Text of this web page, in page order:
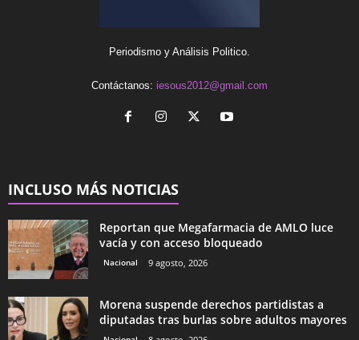
Periodismo y Análisis Politico.
Contáctanos: iesous2012@gmail.com
INCLUSO MÁS NOTICIAS
Reportan que Megafarmacia de AMLO luce
vacía y con acceso bloqueado
Nacional 9 agosto, 2026
Morena suspende derechos partidistas a
diputadas tras burlas sobre adultos mayores